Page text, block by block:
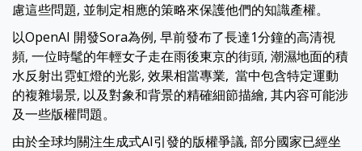
慮這些問題, 並制定相應的策略來保護他們的知識產權。
以OpenAI 開發Sora為例, 早前發布了長達1分鐘的高清視
頻, 一位時髦的年輕女子走在雨後東京的街頭, 潮濕地面的積
水反射出霓虹燈的光影, 效果相當專業, 當中包含特定運動
的複雜場景, 以及對象和背景的精確細節描繪, 其内容可能涉
及一些版權問題。
由於全球均關注生成式AI引發的版權爭議, 部分國家已經坐